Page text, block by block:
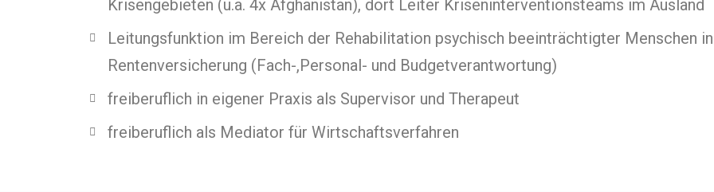
Krisengebieten (u.a. 4x Afghanistan), dort Leiter Kriseninterventionsteams im Ausland
Leitungsfunktion im Bereich der Rehabilitation psychisch beeinträchtigter Menschen
Rentenversicherung (Fach-,Personal- und Budgetverantwortung)
freiberuflich in eigener Praxis als Supervisor und Therapeut
freiberuflich als Mediator für Wirtschaftsverfahren